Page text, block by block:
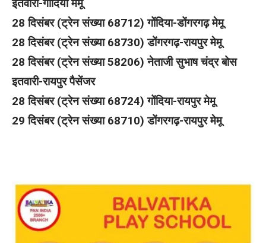
इतवारी-गोंदिया मेमू
28 दिसंबर (ट्रेन संख्या 68712) गोंदिया-डोंगरगढ़ मेमू
28 दिसंबर (ट्रेन संख्या 68730) डोंगरगढ़-रायपुर मेमू
28 दिसंबर (ट्रेन संख्या 58206) नेताजी सुभाष चंद्र बोस
इतवारी-रायपुर पैसेंजर
28 दिसंबर (ट्रेन संख्या 68724) गोंदिया-रायपुर मेमू
29 दिसंबर (ट्रेन संख्या 68710) डोंगरगढ़-रायपुर मेमू